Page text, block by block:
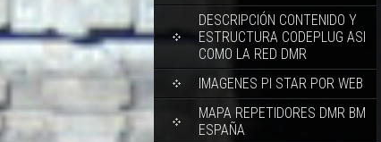
DESCRIPCIÓN CONTENIDO Y
ESTRUCTURA CODEPLUG ASI
COMO LA RED DMR
IMAGENES PI STAR POR WEB
MAPA REPETIDORES DMR BM
ESPAÑA